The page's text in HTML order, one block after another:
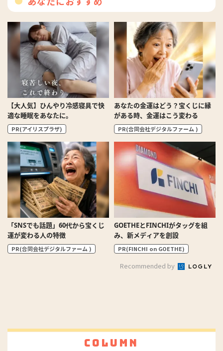
【大人気】ひんやり冷感寝具で快
適な睡眠をあなたに。
PR(アイリスプラザ)
あなたの金運はどう？宝くじに縁
がある時、金運はこう変わる
PR(合同会社デジタルファーム )
「SNSでも話題」60代から宝くじ
運が変わる人の特徴
PR(合同会社デジタルファーム )
GOETHEとFINCHIがタッグを組
み、新メディアを創設
PR(FINCHI on GOETHE)
Recommended by
Column